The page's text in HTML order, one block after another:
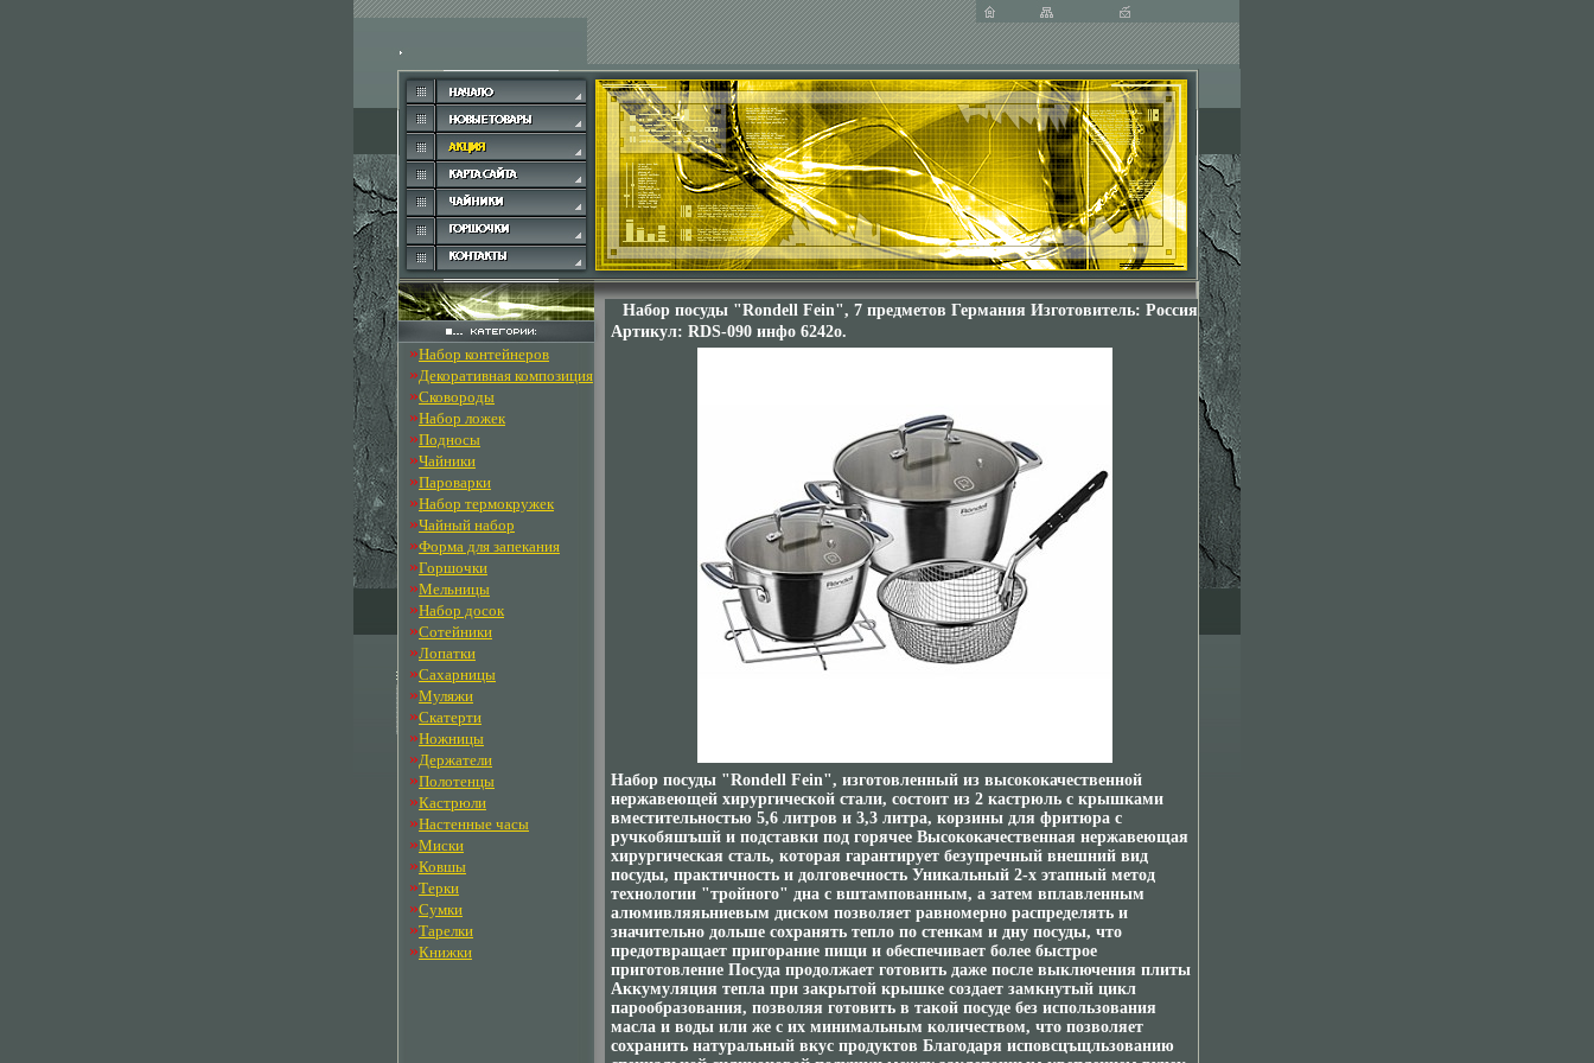
»Набор контейнеров
»Декоративная композиция
»Сковороды
»Набор ложек
»Подносы
»Чайники
»Пароварки
»Набор термокружек
»Чайный набор
»Форма для запекания
»Горшочки
»Мельницы
»Набор досок
»Сотейники
»Лопатки
»Сахарницы
»Муляжи
»Скатерти
»Ножницы
»Держатели
»Полотенцы
»Кастрюли
»Настенные часы
»Миски
»Ковшы
»Терки
»Сумки
»Тарелки
»Книжки
Набор посуды "Rondell Fein", 7 предметов Германия Изготовитель: Россия
Артикул: RDS-090 инфо 6242o.
Набор посуды "Rondell Fein", изготовленный из высококачественной
нержавеющей хирургической стали, состоит из 2 кастрюль с крышками
вместительностью 5,6 литров и 3,3 литра, корзины для фритюра с
ручкобяшъшй и подставки под горячее Высококачественная нержавеющая
хирургическая сталь, которая гарантирует безупречный внешний вид
посуды, практичность и долговечность Уникальный 2-х этапный метод
технологии "тройного" дна с вштампованным, а затем вплавленным
алюмивляяьниевым диском позволяет равномерно распределять и
значительно дольше сохранять тепло по стенкам и дну посуды, что
предотвращает пригорание пищи и обеспечивает более быстрое
приготовление Посуда продолжает готовить даже после выключения плиты
Аккумуляция тепла при закрытой крышке создает замкнутый цикл
парообразования, позволяя готовить в такой посуде без использования
масла и воды или же с их минимальным количеством, что позволяет
сохранить натуральный вкус продуктов Благодаря исповсцъщльзованию